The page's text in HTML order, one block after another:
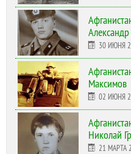
30 ИЮНЯ
Максимов
02 ИЮНЯ
Николай
21 МАРТА